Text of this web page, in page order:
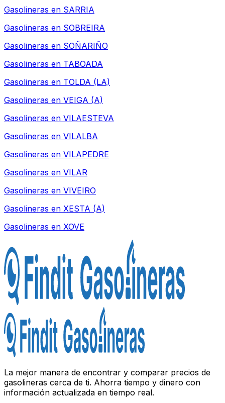
Gasolineras en SARRIA
Gasolineras en SOBREIRA
Gasolineras en SOÑARIÑO
Gasolineras en TABOADA
Gasolineras en TOLDA (LA)
Gasolineras en VEIGA (A)
Gasolineras en VILAESTEVA
Gasolineras en VILALBA
Gasolineras en VILAPEDRE
Gasolineras en VILAR
Gasolineras en VIVEIRO
Gasolineras en XESTA (A)
Gasolineras en XOVE
La mejor manera de encontrar y comparar precios de
gasolineras cerca de ti. Ahorra tiempo y dinero con
información actualizada en tiempo real.